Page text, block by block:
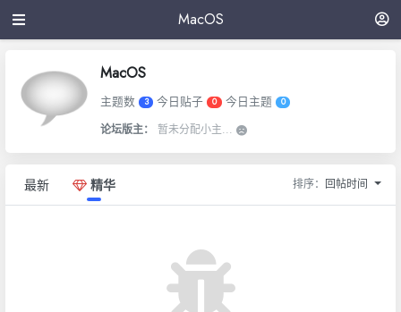
MacOS
MacOS
主题数 3 今日贴子 0 今日主题 0
论坛版主： 暂未分配小主...
最新 精华 排序： 回帖时间